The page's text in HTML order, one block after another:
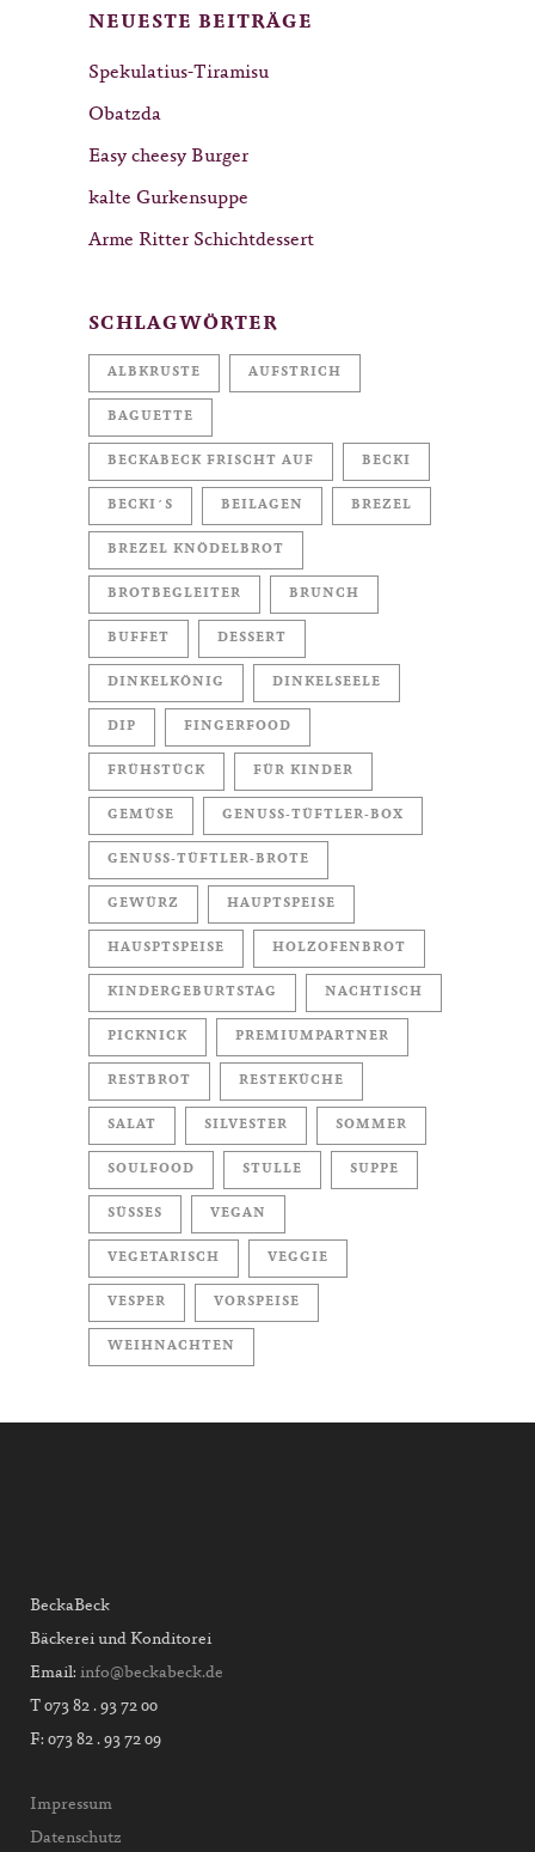
NEUESTE BEITRÄGE
Spekulatius-Tiramisu
Obatzda
Easy cheesy Burger
kalte Gurkensuppe
Arme Ritter Schichtdessert
SCHLAGWÖRTER
ALBKRUSTE AUFSTRICH
BAGUETTE
BECKABECK FRISCHT AUF BECKI
BECKI´S BEILAGEN BREZEL
BREZEL KNÖDELBROT
BROTBEGLEITER BRUNCH
BUFFET DESSERT
DINKELKÖNIG DINKELSEELE
DIP FINGERFOOD
FRÜHSTÜCK FÜR KINDER
GEMÜSE GENUSS-TÜFTLER-BOX
GENUSS-TÜFTLER-BROTE
GEWÜRZ HAUPTSPEISE
HAUSPTSPEISE HOLZOFENBROT
KINDERGEBURTSTAG NACHTISCH
PICKNICK PREMIUMPARTNER
RESTBROT RESTEKÜCHE
SALAT SILVESTER SOMMER
SOULFOOD STULLE SUPPE
SÜSSES VEGAN
VEGETARISCH VEGGIE
VESPER VORSPEISE
WEIHNACHTEN
BeckaBeck
Bäckerei und Konditorei
Email: info@beckabeck.de
T 073 82 . 93 72 00
F: 073 82 . 93 72 09
Impressum
Datenschutz